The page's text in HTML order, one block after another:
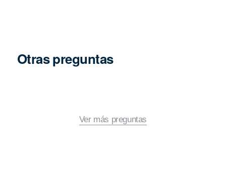
Otras preguntas
Ver más preguntas